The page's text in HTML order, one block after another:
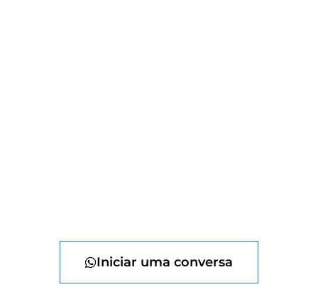
Iniciar uma conversa